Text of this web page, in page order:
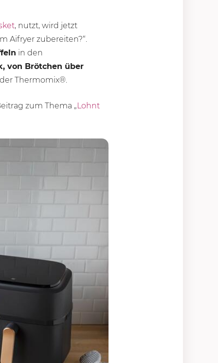
, nutzt, wird jetzt
Aifryer zubereiten?“.
in den
von Brötchen über
Thermomix®.
zum Thema „Lohnt